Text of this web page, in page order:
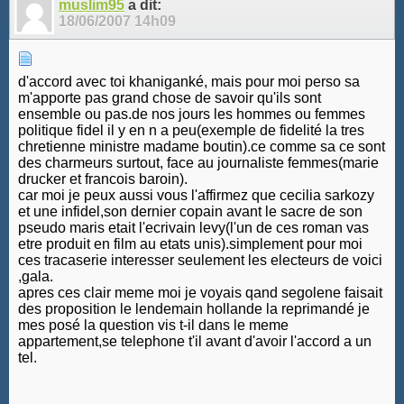
muslim95 a dit:
18/06/2007 14h09
d'accord avec toi khaniganké, mais pour moi perso sa
m'apporte pas grand chose de savoir qu'ils sont
ensemble ou pas.de nos jours les hommes ou femmes
politique fidel il y en n a peu(exemple de fidelité la tres
chretienne ministre madame boutin).ce comme sa ce sont
des charmeurs surtout, face au journaliste femmes(marie
drucker et francois baroin).
car moi je peux aussi vous l'affirmez que cecilia sarkozy
et une infidel,son dernier copain avant le sacre de son
pseudo maris etait l'ecrivain levy(l'un de ces roman vas
etre produit en film au etats unis).simplement pour moi
ces tracaserie interesser seulement les electeurs de voici
,gala.
apres ces clair meme moi je voyais qand segolene faisait
des proposition le lendemain hollande la reprimandé je
mes posé la question vis t-il dans le meme
appartement,se telephone t'il avant d'avoir l'accord a un
tel.